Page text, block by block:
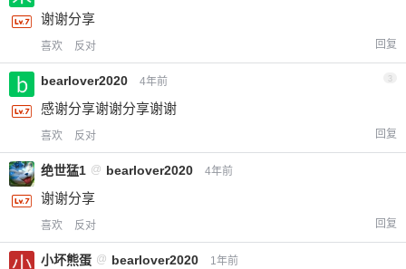
谢谢分享
喜欢 反对 回复
bearlover2020 4年前 3
感谢分享谢谢分享谢谢
喜欢 反对 回复
绝世猛1 @ bearlover2020 4年前
谢谢分享
喜欢 反对 回复
小坏熊蛋 @ bearlover2020 1年前